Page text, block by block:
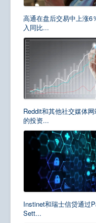
高通在盘后交易中上涨6
入同比...
Reddit和其他社交媒体
的投资...
Instinet和瑞士信贷通过
Sett...